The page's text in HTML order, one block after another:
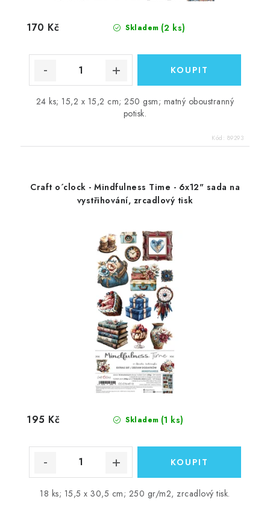
Skladem (2 ks)
170 Kč
24 ks; 15,2 x 15,2 cm; 250 gsm; matný oboustranný
potisk.
Kód: 89293
Craft o´clock - Mindfulness Time - 6x12" sada na
vystřihování, zrcadlový tisk
Skladem (1 ks)
195 Kč
18 ks; 15,5 x 30,5 cm; 250 gr/m2, zrcadlový tisk.